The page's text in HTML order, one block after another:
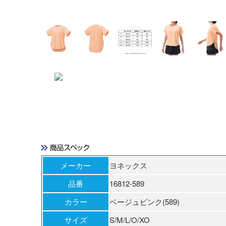
メーカー
ヨネックス
品番
16812-589
カラー
ベージュピンク(589)
サイズ
S/M/L/O/XO